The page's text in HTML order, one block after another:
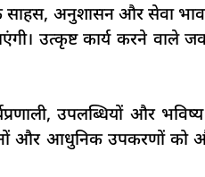
अनुशासन और सेवा
उत्कृष्ट कार्य करने वाले
उपलब्धियों और
और आधुनिक उपकरणों को